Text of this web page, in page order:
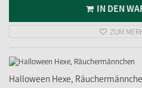
IN DEN
ZUM
Halloween Hexe,